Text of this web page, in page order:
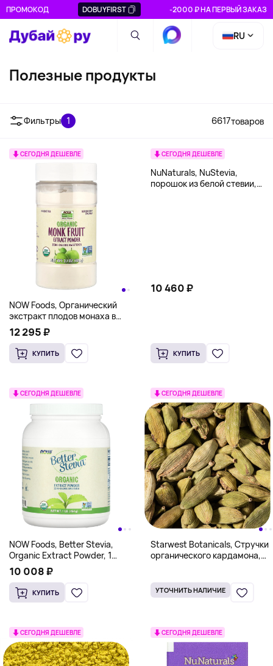
ПРОМОКОД DOBUYFIRST -2000 ₽ НА ПЕРВЫЙ ЗАКАЗ
RU
Полезные продукты
Фильтры 1 6617товаров
СЕГОДНЯ ДЕШЕВЛЕ
NOW Foods, Органический
экстракт плодов монаха в
порошке, низкокалорийный
подсластитель, 105 г (3,7
унции)
12 295 ₽
КУПИТЬ
СЕГОДНЯ ДЕШЕВЛЕ
NuNaturals, NuStevia,
порошок из белой стевии,
10 460 ₽
КУПИТЬ
СЕГОДНЯ ДЕШЕВЛЕ
NOW Foods, Better Stevia,
Organic Extract Powder, 1
фунт (454 г)
10 008 ₽
КУПИТЬ
СЕГОДНЯ ДЕШЕВЛЕ
Starwest Botanicals, Стручки
органического кардамона,
УТОЧНИТЬ НАЛИЧИЕ
СЕГОДНЯ ДЕШЕВЛЕ СЕГОДНЯ ДЕШЕВЛЕ